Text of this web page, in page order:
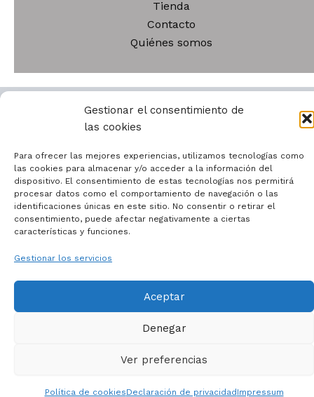
Gestionar el consentimiento de
las cookies
Para ofrecer las mejores experiencias, utilizamos tecnologías como
las cookies para almacenar y/o acceder a la información del
dispositivo. El consentimiento de estas tecnologías nos permitirá
procesar datos como el comportamiento de navegación o las
identificaciones únicas en este sitio. No consentir o retirar el
consentimiento, puede afectar negativamente a ciertas
características y funciones.
Gestionar los servicios
Aceptar
Denegar
Ver preferencias
Política de cookiesDeclaración de privacidadImpressum
Tienda
Contacto
Quiénes somos
Todos los derechos © 2026 | Funciona gracias a
Tema
Astra para WordPress